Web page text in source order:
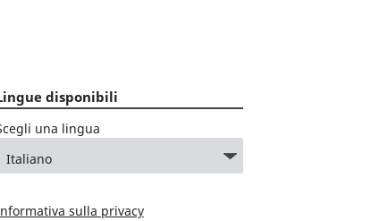
disponibili
una lingua
sulla privacy